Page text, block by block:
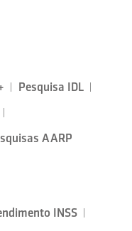
Pesquisa IDL
AARP
INSS